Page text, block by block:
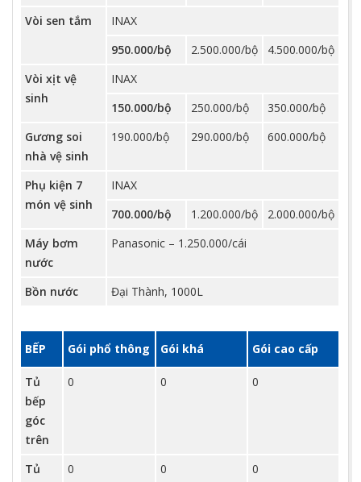
Vòi sen tắm
INAX
950.000/bộ
2.500.000/bộ
4.500.000/bộ
Vòi xịt vệ
sinh
INAX
150.000/bộ
250.000/bộ
350.000/bộ
Gương soi
nhà vệ sinh
190.000/bộ 290.000/bộ 600.000/bộ
Phụ kiện 7
món vệ sinh
INAX
700.000/bộ
1.200.000/bộ
2.000.000/bộ
Máy bơm
nước
Panasonic – 1.250.000/cái
Bồn nước Đại Thành, 1000L
BẾP Gói phổ thông Gói khá Gói cao cấp
Tủ
bếp
góc
trên
0 0 0
Tủ
0 0 0